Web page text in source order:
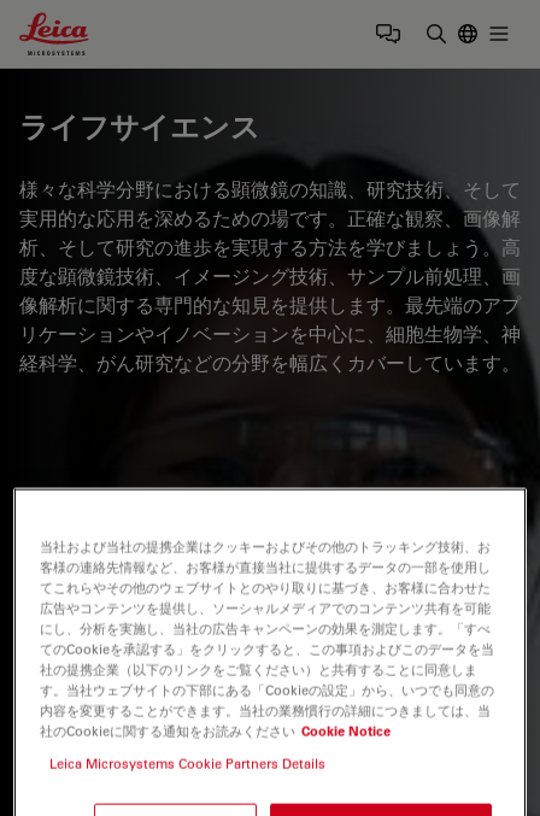
Leica Microsystems Logo
ライフサイエンス
様々な科学分野における顕微鏡の知識、研究技術、そして
実用的な応用を深めるための場です。正確な観察、画像解
析、そして研究の進歩を実現する方法を学びましょう。高
度な顕微鏡技術、イメージング技術、サンプル前処理、画
像解析に関する専門的な知見を提供します。最先端のアプ
リケーションやイノベーションを中心に、細胞生物学、神
経科学、がん研究などの分野を幅広くカバーしています。
当社および当社の提携企業はクッキーおよびその他のトラッキング技術、お
客様の連絡先情報など、お客様が直接当社に提供するデータの一部を使用し
てこれらやその他のウェブサイトとのやり取りに基づき、お客様に合わせた
広告やコンテンツを提供し、ソーシャルメディアでのコンテンツ共有を可能
にし、分析を実施し、当社の広告キャンペーンの効果を測定します。「すべ
てのCookieを承認する」をクリックすると、この事項およびこのデータを当
社の提携企業（以下のリンクをご覧ください）と共有することに同意しま
す。当社ウェブサイトの下部にある「Cookieの設定」から、いつでも同意の
内容を変更することができます。当社の業務慣行の詳細につきましては、当
社のCookieに関する通知をお読みください Cookie Notice
Leica Microsystems Cookie Partners Details